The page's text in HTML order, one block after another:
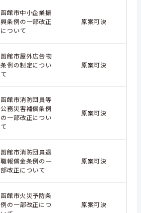
函館市中小企業振
興条例の一部改正
について
原案可決
函館市屋外広告物
条例の制定につい
て
原案可決
函館市消防団員等
公務災害補償条例
の一部改正につい
て
原案可決
函館市消防団員退
職報償金条例の一
部改正について
原案可決
函館市火災予防条
例の一部改正につ
原案可決